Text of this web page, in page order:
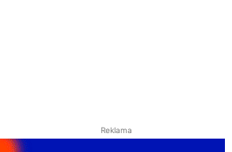
Reklama